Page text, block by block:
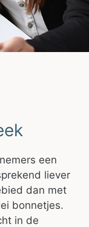
een
liever
dan met
bonnetjes.
in de